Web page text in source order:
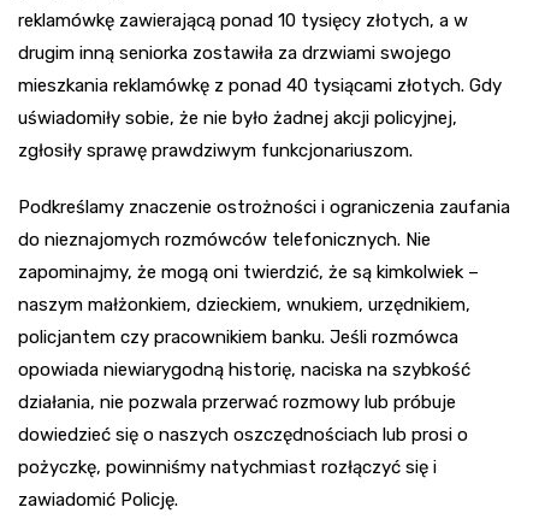
reklamówkę zawierającą ponad 10 tysięcy złotych, a w
drugim inną seniorka zostawiła za drzwiami swojego
mieszkania reklamówkę z ponad 40 tysiącami złotych. Gdy
uświadomiły sobie, że nie było żadnej akcji policyjnej,
zgłosiły sprawę prawdziwym funkcjonariuszom.
Podkreślamy znaczenie ostrożności i ograniczenia zaufania
do nieznajomych rozmówców telefonicznych. Nie
zapominajmy, że mogą oni twierdzić, że są kimkolwiek –
naszym małżonkiem, dzieckiem, wnukiem, urzędnikiem,
policjantem czy pracownikiem banku. Jeśli rozmówca
opowiada niewiarygodną historię, naciska na szybkość
działania, nie pozwala przerwać rozmowy lub próbuje
dowiedzieć się o naszych oszczędnościach lub prosi o
pożyczkę, powinniśmy natychmiast rozłączyć się i
zawiadomić Policję.